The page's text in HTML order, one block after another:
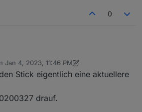
0
Jan 4, 2023, 11:46 PM
by TDCroPowerJan 5, 2023, 1:03 AM
Stick eigentlich eine aktuellere
drauf.